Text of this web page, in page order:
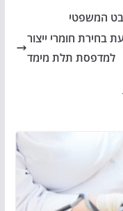
המשפטי
בחירת חומרי ייצור
למדפסת תלת מימד